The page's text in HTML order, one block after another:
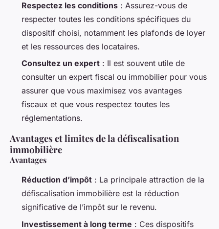
Respectez les conditions : Assurez-vous de
respecter toutes les conditions spécifiques du
dispositif choisi, notamment les plafonds de loyer
et les ressources des locataires.
Consultez un expert : Il est souvent utile de
consulter un expert fiscal ou immobilier pour vous
assurer que vous maximisez vos avantages
fiscaux et que vous respectez toutes les
réglementations.
Avantages et limites de la défiscalisation
immobilière
Avantages
Réduction d’impôt : La principale attraction de la
défiscalisation immobilière est la réduction
significative de l’impôt sur le revenu.
Investissement à long terme : Ces dispositifs